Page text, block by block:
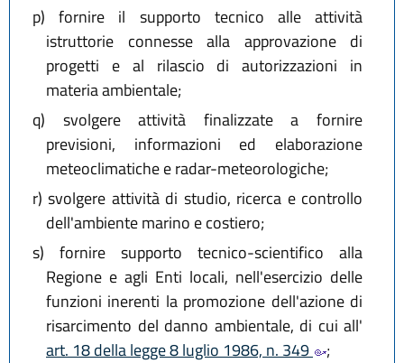
p) fornire il supporto tecnico alle attività
istruttorie connesse alla approvazione di
progetti e al rilascio di autorizzazioni in
materia ambientale;
q) svolgere attività finalizzate a fornire
previsioni, informazioni ed elaborazione
meteoclimatiche e radar-meteorologiche;
r) svolgere attività di studio, ricerca e controllo
dell'ambiente marino e costiero;
s) fornire supporto tecnico-scientifico alla
Regione e agli Enti locali, nell'esercizio delle
funzioni inerenti la promozione dell'azione di
risarcimento del danno ambientale, di cui all'
art. 18 della legge 8 luglio 1986, n. 349
;